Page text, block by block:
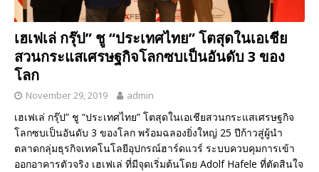
เฮเฟเล่ กรุ๊ป” ชู “ประเทศไทย” โตสุดในเอเชีย
สวนกระแสเศรษฐกิจโลกซบเป็นอันดับ 3 ของ
โลก
November 29, 2019 admin
เฮเฟเล่ กรุ๊ป” ชู “ประเทศไทย” โตสุดในเอเชียสวนกระแสเศรษฐกิจ
โลกซบเป็นอันดับ 3 ของโลก พร้อมฉลองยิ่งใหญ่ 25 ปีก้าวสู่ผู้นำ
ตลาดกลุ่มธุรกิจเทคโนโลยีอุปกรณ์ฮาร์ดแวร์ ระบบควบคุมการเข้า
ออกอาคารตัวจริง เฮเฟเล่ ที่มีจุดเริ่มต้นโดย Adolf Hafele ที่ตัดสินใจ